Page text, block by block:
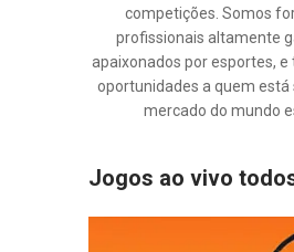
competições. Somos
profissionais altamente
apaixonados por esportes,
oportunidades a quem está
mercado do mundo
Jogos ao vivo